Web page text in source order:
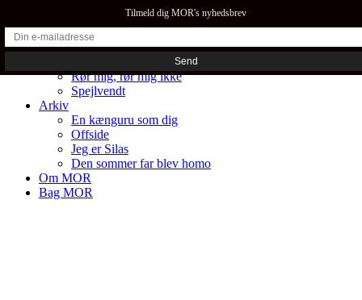
Rør mig, rør mig ikke
Spejlvendt
Arkiv
En kænguru som dig
Offside
Jeg er Silas
Den sommer far blev homo
Om MOR
Bag MOR
Tilmeld dig MOR's nyhedsbrev